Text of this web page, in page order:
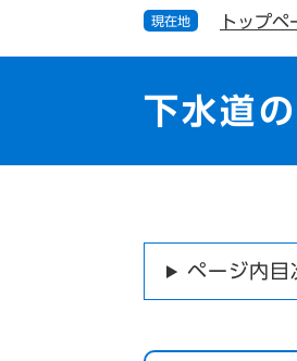
現在地 トップペ
下水道
ページ内目